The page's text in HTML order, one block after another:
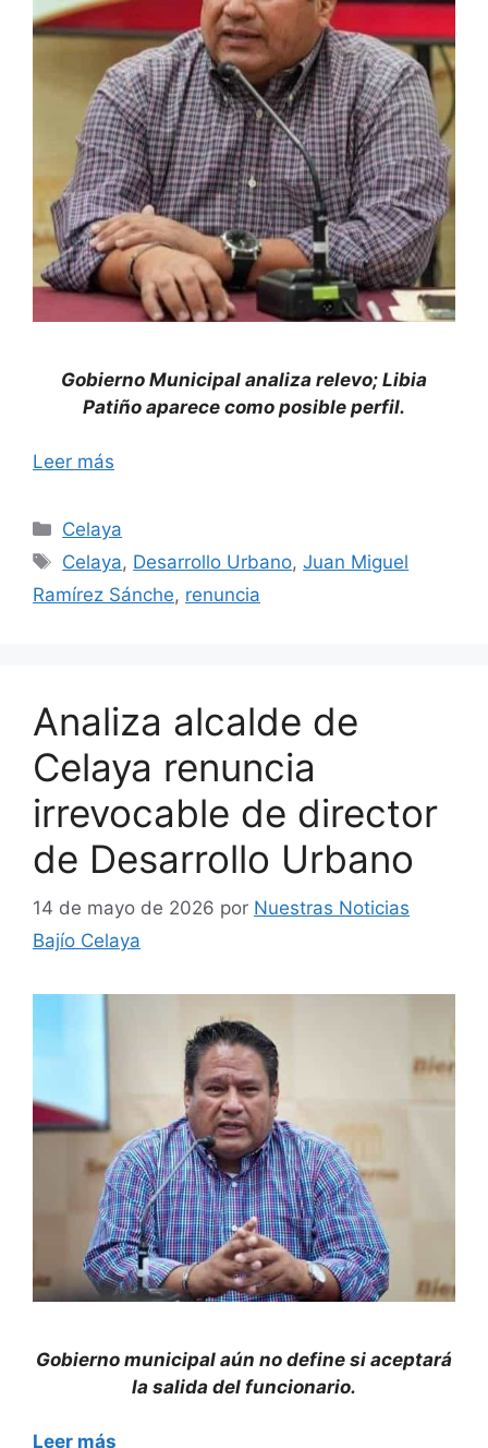
Gobierno Municipal analiza relevo; Libia
Patiño aparece como posible perfil.
Leer más
Categorías
Celaya
Etiquetas
Celaya, Desarrollo Urbano,Juan Miguel
Ramírez Sánche, renuncia
Analiza alcalde de
Celaya renuncia
irrevocable de director
de Desarrollo Urbano
14 de mayo de 2026 por Nuestras Noticias
Bajío Celaya
Gobierno municipal aún no define si aceptará
la salida del funcionario.
Leer más